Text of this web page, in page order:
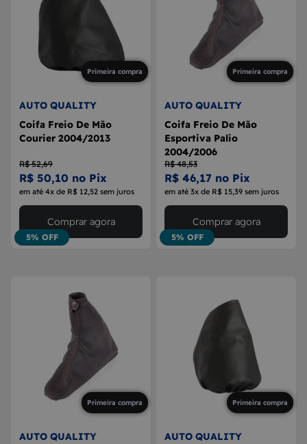
Primeira compra
AUTO QUALITY
Coifa Freio De Mão
Courier 2004/2013
R$ 52,69
R$ 50,10 no Pix
em até 4x de R$ 12,52 sem juros
5% OFF
Comprar agora
Primeira compra
AUTO QUALITY
Coifa Freio De Mão
Esportiva Palio
2004/2006
R$ 48,53
R$ 46,17 no Pix
em até 3x de R$ 15,39 sem juros
5% OFF
Comprar agora
Primeira compra
AUTO QUALITY
Primeira compra
AUTO QUALITY